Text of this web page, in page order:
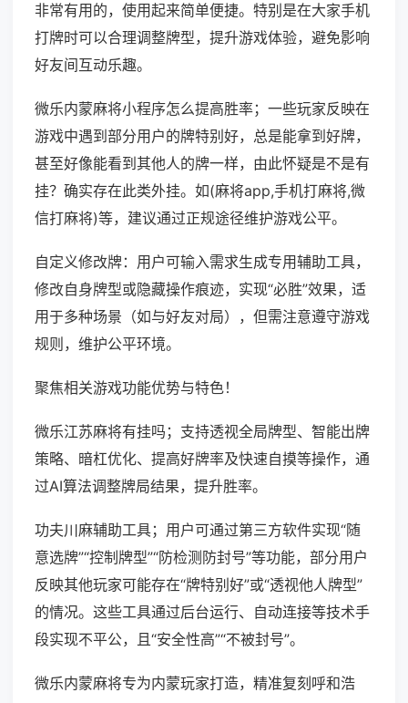
非常有用的，使用起来简单便捷。特别是在大家手机
打牌时可以合理调整牌型，提升游戏体验，避免影响
好友间互动乐趣。
微乐内蒙麻将小程序怎么提高胜率；一些玩家反映在
游戏中遇到部分用户的牌特别好，总是能拿到好牌，
甚至好像能看到其他人的牌一样，由此怀疑是不是有
挂？确实存在此类外挂。如(麻将app,手机打麻将,微
信打麻将)等，建议通过正规途径维护游戏公平。
自定义修改牌：用户可输入需求生成专用辅助工具，
修改自身牌型或隐藏操作痕迹，实现“必胜”效果，适
用于多种场景（如与好友对局），但需注意遵守游戏
规则，维护公平环境。
聚焦相关游戏功能优势与特色！
微乐江苏麻将有挂吗；支持透视全局牌型、智能出牌
策略、暗杠优化、提高好牌率及快速自摸等操作，通
过AI算法调整牌局结果，提升胜率。
功夫川麻辅助工具；用户可通过第三方软件实现“随
意选牌”“控制牌型”“防检测防封号”等功能，部分用户
反映其他玩家可能存在“牌特别好”或“透视他人牌型”
的情况。这些工具通过后台运行、自动连接等技术手
段实现不平公，且“安全性高”“不被封号”。
微乐内蒙麻将专为内蒙玩家打造，精准复刻呼和浩